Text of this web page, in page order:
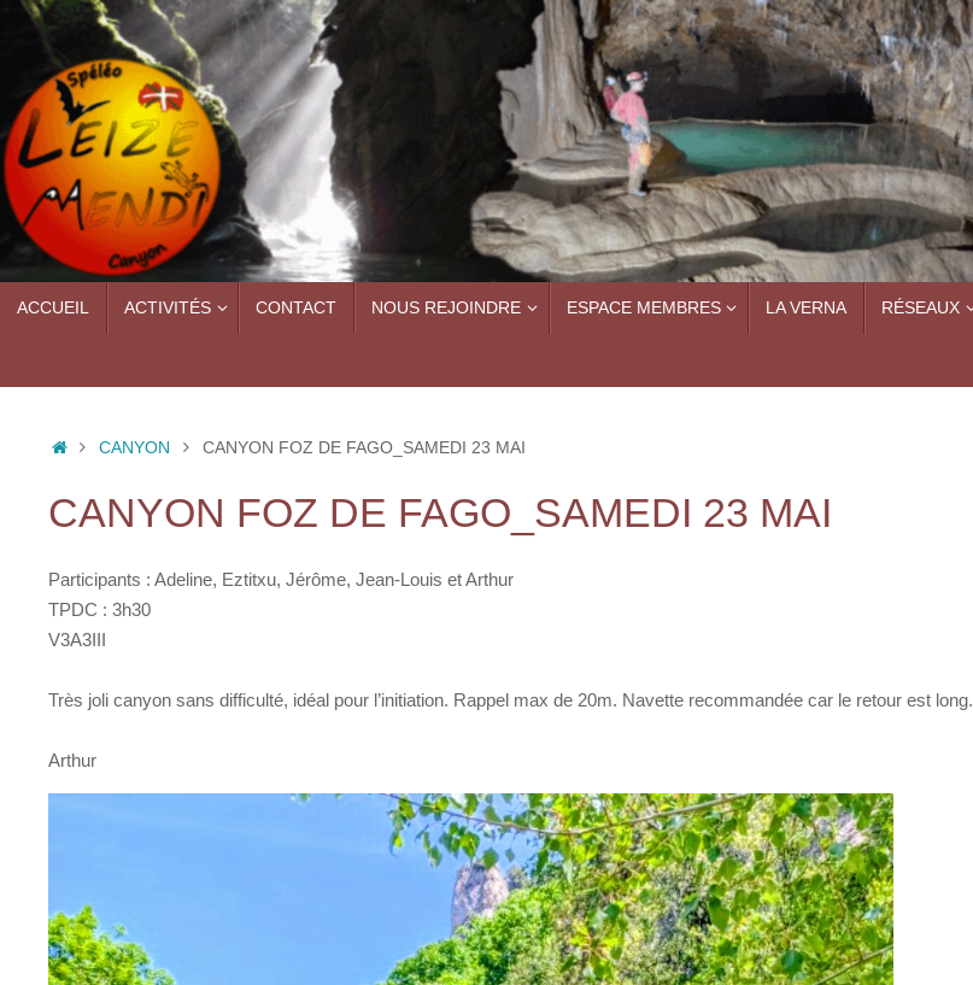
Passer
contenu
AU
ACCUEIL ACTIVITÉS CONTACT NOUS REJOINDRE ESPACE MEMBRES LA VERNA RÉSEAUX
ACCUEIL
CANYON CANYON FOZ DE FAGO_SAMEDI 23 MAI
CANYON FOZ DE FAGO_SAMEDI 23 MAI
Participants : Adeline, Eztitxu, Jérôme, Jean-Louis et Arthur
TPDC : 3h30
V3A3III
Très joli canyon sans difficulté, idéal pour l’initiation. Rappel max de 20m. Navette recommandée car le retour est long.
Arthur